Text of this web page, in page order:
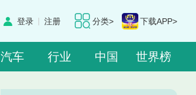
分类> 下载APP>
登录 | 注册
汽车 行业 中国 世界榜